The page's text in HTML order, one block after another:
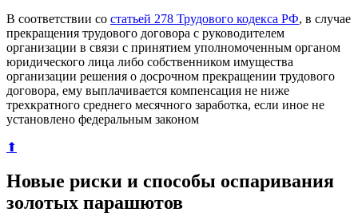
В соответствии со статьей 278 Трудового кодекса РФ, в случае
прекращения трудового договора с руководителем
организации в связи с принятием уполномоченным органом
юридического лица либо собственником имущества
организации решения о досрочном прекращении трудового
договора, ему выплачивается компенсация не ниже
трехкратного среднего месячного заработка, если иное не
установлено федеральным законом
⬆
Новые риски и способы оспаривания
золотых парашютов